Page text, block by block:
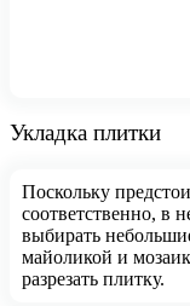
Укладка плитки
Поскольку
соответственно, в
выбирать
майоликой и
разрезать плитку.